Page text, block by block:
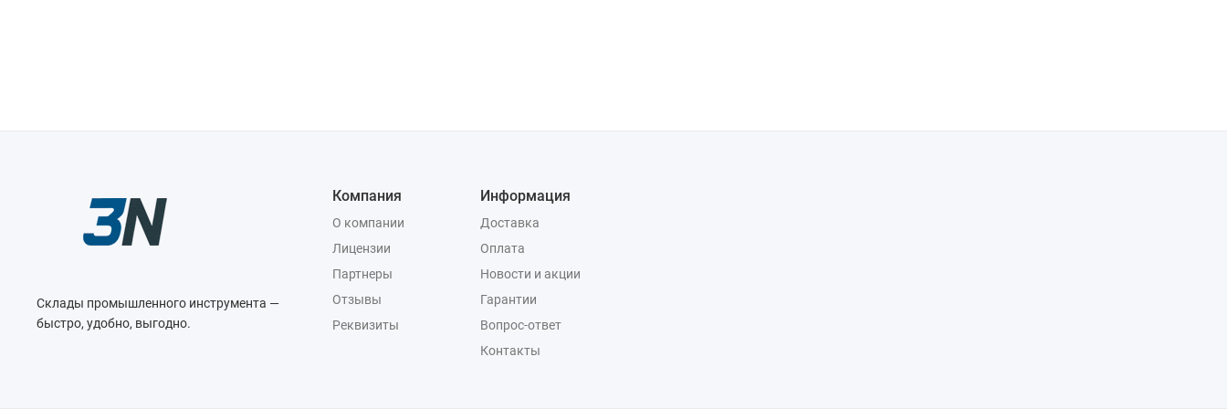
Склады промышленного инструмента —
быстро, удобно, выгодно.
Компания
О компании
Лицензии
Партнеры
Отзывы
Реквизиты
Информация
Доставка
Оплата
Новости и акции
Гарантии
Вопрос-ответ
Контакты